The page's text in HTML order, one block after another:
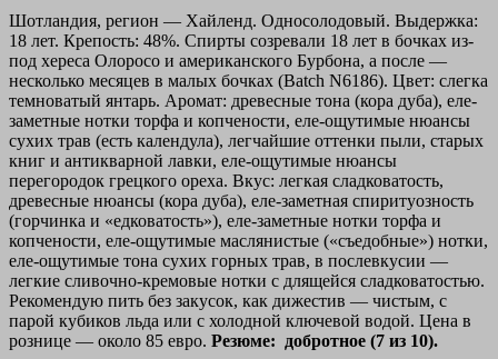
Шотландия, регион — Хайленд. Односолодовый. Выдержка:
18 лет. Крепость: 48%. Спирты созревали 18 лет в бочках из-
под хереса Олоросо и американского Бурбона, а после —
несколько месяцев в малых бочках (Batch N6186). Цвет: слегка
темноватый янтарь. Аромат: древесные тона (кора дуба), еле-
заметные нотки торфа и копчености, еле-ощутимые нюансы
сухих трав (есть календула), легчайшие оттенки пыли, старых
книг и антикварной лавки, еле-ощутимые нюансы
перегородок грецкого ореха. Вкус: легкая сладковатость,
древесные нюансы (кора дуба), еле-заметная спиритуозность
(горчинка и «едковатость»), еле-заметные нотки торфа и
копчености, еле-ощутимые маслянистые («съедобные») нотки,
еле-ощутимые тона сухих горных трав, в послевкусии —
легкие сливочно-кремовые нотки с длящейся сладковатостью.
Рекомендую пить без закусок, как дижестив — чистым, с
парой кубиков льда или с холодной ключевой водой. Цена в
рознице — около 85 евро. Резюме: добротное (7 из 10).